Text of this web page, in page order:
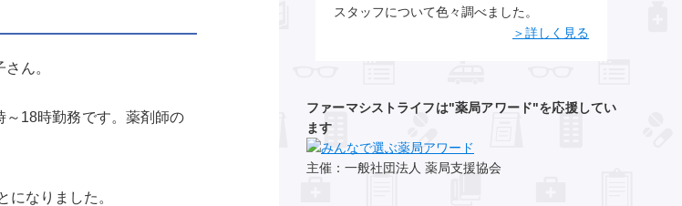
ん。
18時勤務です。薬剤師の
になりました。
スタッフについて色々調べました。
＞詳しく見る
ファーマシストライフは"薬局アワード"を応援してい
ます
主催：一般社団法人 薬局支援協会